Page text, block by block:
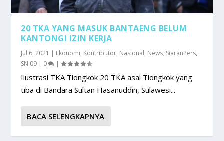
20 TKA YANG MASUK BANTAENG BELUM
KANTONGI IZIN KERJA
Jul 6, 2021 | Ekonomi, Kontributor, Nasional, News, SiaranPers,
SN 09 | 0 |
Ilustrasi TKA Tiongkok 20 TKA asal Tiongkok yang
tiba di Bandara Sultan Hasanuddin, Sulawesi...
BACA SELENGKAPNYA